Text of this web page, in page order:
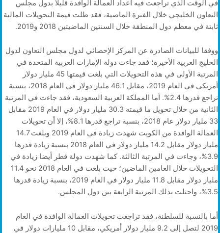
في الوقت الذي تراجعت فيه أعداد العمالة الوافدة قليلاً بدول مجلس
التعاون الخليجي خلال الفترة الماضية، فقد ظلت قيمة التحويلات المالية
ثابتة في معظم دول المنطقة خلال السنتين الماضيتين 2018 و2019.
ووفقا للبيانات الصادرة عن المركز الإحصائي لدول مجلس التعاون لدول
الخليج العربية الأخيرة؛ فقد جاءت دولة الإمارات العربية المتحدة في
المرتبة الأولى في هذه التحويلات التي بلغت قيمتها 45 مليار دولار
أمريكي في العام 2019، مقابل 46.1 مليار دولار في العام 2018، بنسبة
تراجع قدرها 2.4%. أما المملكة العربية السعودية، فقد جاءت في المرتبة
الثانية من خلال تحويل ما قيمته 30.3 مليار دولار في العام 2019 مقابل
33 مليار دولار عام 2018، بنسبة تراجع قدرها 8.1%، إلا أن تحويلات
العمالة الوافدة من الكويت شهدت زيادة في العام 2019 وبلغت 14.7
مليار دولار مقابل 14.2 مليار دولار في العام 2018 بنسبة زيادة قدرها
3.9%، وجاءت في المرتبة الثالثة. كما شهدت دولة قطر أيضا زيادة في
التحويلات خلال العامين الماضين؛ حيث بلغت في العام 2018 نحو 11.4
مليار دولار مقابل 11.8 مليار دولار في العام 2019، بنسبة زيادة قدرها
3.5%، واحتلت بذلك المرتبة الرابعة بين دول المجلس.
أما بالنسبة للسلطنة، فقد تراجعت تحويلات العمالة الوافدة في العام
2019 لتصل إلى 9.2 مليار دولار أمريكي، مقابل 10 مليارات دولار في